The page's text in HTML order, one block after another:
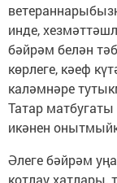
инде,
бәйрәм белән
көрлеге, кәеф
каләмнәре
Татар
икәнен
Әлеге бәйрәм
котлау хатлары,